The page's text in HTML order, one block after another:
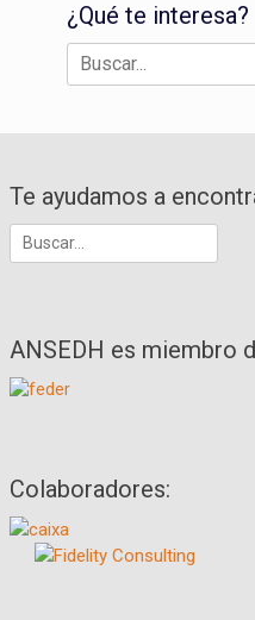
¿Qué te interesa?
Buscar:
Te ayudamos a
Buscar:
ANSEDH es miembro
Colaboradores: